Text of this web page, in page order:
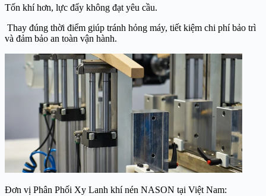
Tốn khí hơn, lực đẩy không đạt yêu cầu.
Thay đúng thời điểm giúp tránh hỏng máy, tiết kiệm chi phí bảo trì
và đảm bảo an toàn vận hành.
Đơn vị Phân Phối Xy Lanh khí nén NASON tại Việt Nam: